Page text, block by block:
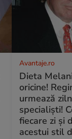
Avantaje.ro
Dieta
oricine!
urmează
specialiști!
fiecare zi și
acestui stil